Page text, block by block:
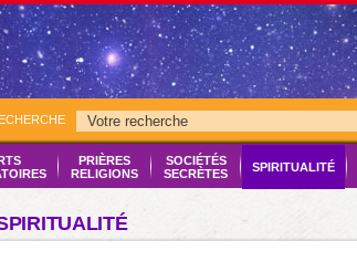
PRIÈRES
RELIGIONS
SOCIÉTÉS
SECRÈTES
SPIRITUALITÉ